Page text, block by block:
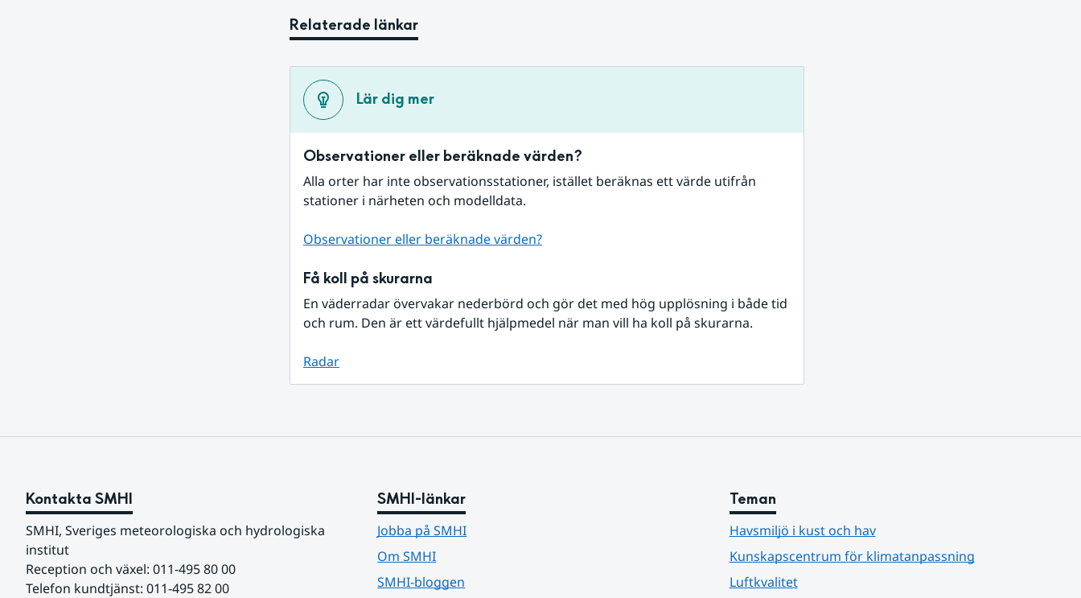
Relaterade länkar
Lär dig mer
Observationer eller beräknade värden?
Alla orter har inte observationsstationer, istället beräknas ett värde utifrån
stationer i närheten och modelldata.
Observationer eller beräknade värden?
Få koll på skurarna
En väderradar övervakar nederbörd och gör det med hög upplösning i både tid
och rum. Den är ett värdefullt hjälpmedel när man vill ha koll på skurarna.
Radar
Kontakta SMHI
SMHI, Sveriges meteorologiska och hydrologiska
institut
Reception och växel: 011-495 80 00
Telefon kundtjänst: 011-495 82 00
SMHI-länkar
Jobba på SMHI
Om SMHI
SMHI-bloggen
Teman
Havsmiljö i kust och hav
Kunskapscentrum för klimatanpassning
Luftkvalitet